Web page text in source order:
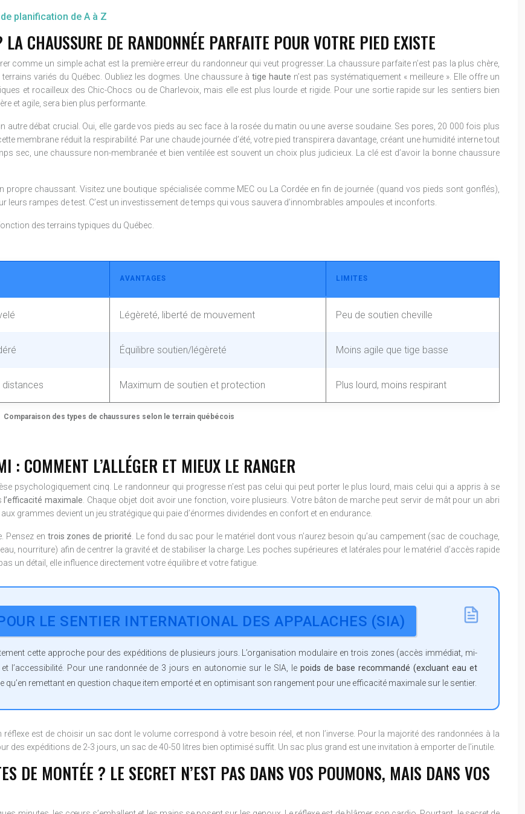
planification de A à Z
CHAUSSURE DE RANDONNÉE PARFAITE POUR VOTRE PIED EXISTE
comme un simple achat est la première erreur du randonneur qui veut progresser. La chaussure parfaite n’est pas la plus chère,
variés du Québec. Oubliez les dogmes. Une chaussure à tige haute n’est pas systématiquement « meilleure ». Elle offre un
et rocailleux des Chic-Chocs ou de Charlevoix, mais elle est plus lourde et rigide. Pour une sortie rapide sur les sentiers bien
et agile, sera bien plus performante.
débat crucial. Oui, elle garde vos pieds au sec face à la rosée du matin ou une averse soudaine. Ses pores, 20 000 fois plus
membrane réduit la respirabilité. Par une chaude journée d’été, votre pied transpirera davantage, créant une humidité interne tout
sec, une chaussure non-membranée et bien ventilée est souvent un choix plus judicieux. La clé est d’avoir la bonne chaussure
propre chaussant. Visitez une boutique spécialisée comme MEC ou La Cordée en fin de journée (quand vos pieds sont gonflés),
leurs rampes de test. C’est un investissement de temps qui vous sauvera d’innombrables ampoules et inconforts.
des terrains typiques du Québec.
Comparaison des types de chaussures selon le terrain québécois
AVANTAGES LIMITES
Légèreté, liberté de mouvement Peu de soutien cheville
Équilibre soutien/légèreté Moins agile que tige basse
distances Maximum de soutien et protection Plus lourd, moins respirant
: COMMENT L’ALLÉGER ET MIEUX LE RANGER
psychologiquement cinq. Le randonneur qui progresse n’est pas celui qui peut porter le plus lourd, mais celui qui a appris à se
l’efficacité maximale. Chaque objet doit avoir une fonction, voire plusieurs. Votre bâton de marche peut servir de mât pour un abri
grammes devient un jeu stratégique qui paie d’énormes dividendes en confort et en endurance.
Pensez en trois zones de priorité. Le fond du sac pour le matériel dont vous n’aurez besoin qu’au campement (sac de couchage,
nourriture) afin de centrer la gravité et de stabiliser la charge. Les poches supérieures et latérales pour le matériel d’accès rapide
un détail, elle influence directement votre équilibre et votre fatigue.
LE SENTIER INTERNATIONAL DES APPALACHES (SIA)
cette approche pour des expéditions de plusieurs jours. L’organisation modulaire en trois zones (accès immédiat, mi-
l’accessibilité. Pour une randonnée de 3 jours en autonomie sur le SIA, lepoids de base recommandé (excluant eau et
qu’en remettant en question chaque item emporté et en optimisant son rangement pour une efficacité maximale sur le sentier.
est de choisir un sac dont le volume correspond à votre besoin réel, et non l’inverse. Pour la majorité des randonnées à la
des expéditions de 2-3 jours, un sac de 40-50 litres bien optimisé suffit. Un sac plus grand est une invitation à emporter de l’inutile.
DE MONTÉE ? LE SECRET N’EST PAS DANS VOS POUMONS, MAIS DANS VOS